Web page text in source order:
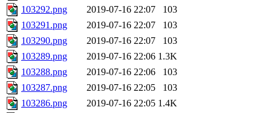
103292.png
2019-07-16 22:07
103
103291.png
2019-07-16 22:07
103
103290.png
2019-07-16 22:07
103
103289.png
2019-07-16 22:06 1.3K
103288.png
2019-07-16 22:06
103
103287.png
2019-07-16 22:05
103
103286.png
2019-07-16 22:05 1.4K